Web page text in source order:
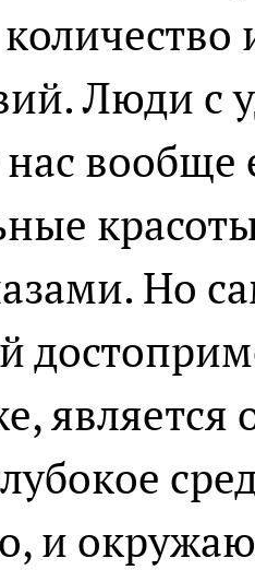
Люди с
вообще
Но
является
и